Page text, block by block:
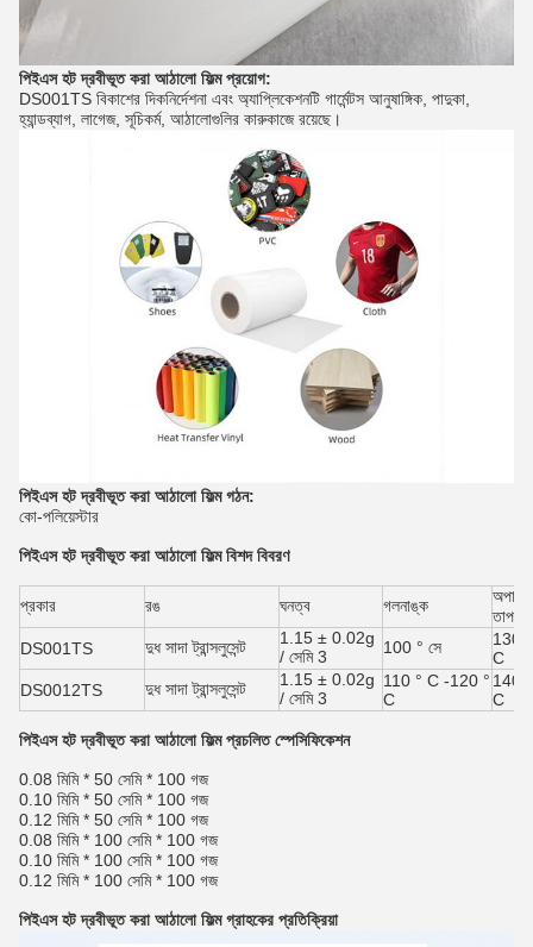
পিইএস হট দ্রবীভূত করা আঠালো ফিল্ম প্রয়োগ:
DS001TS বিকাশের দিকনির্দেশনা এবং অ্যাপ্লিকেশনটি গার্মেন্টস আনুষাঙ্গিক, পাদুকা,
হ্যান্ডব্যাগ, লাগেজ, সূচিকর্ম, আঠালোগুলির কারুকাজে রয়েছে।
পিইএস হট দ্রবীভূত করা আঠালো ফিল্ম গঠন:
কো-পলিয়েস্টার
পিইএস হট দ্রবীভূত করা আঠালো ফিল্ম বিশদ বিবরণ
প্রকার রঙ ঘনত্ব গলনাঙ্ক
DS001TS
দুধ সাদা ট্রান্সলুসেন্ট
1.15 ± 0.02g
/ সেমি 3
100 ° সে
130
C
DS0012TS
দুধ সাদা ট্রান্সলুসেন্ট
1.15 ± 0.02g
/ সেমি 3
110 ° C -120 °
C
140
C
পিইএস হট দ্রবীভূত করা আঠালো ফিল্ম প্রচলিত স্পেসিফিকেশন
0.08 মিমি * 50 সেমি * 100 গজ
0.10 মিমি * 50 সেমি * 100 গজ
0.12 মিমি * 50 সেমি * 100 গজ
0.08 মিমি * 100 সেমি * 100 গজ
0.10 মিমি * 100 সেমি * 100 গজ
0.12 মিমি * 100 সেমি * 100 গজ
পিইএস হট দ্রবীভূত করা আঠালো ফিল্ম গ্রাহকের প্রতিক্রিয়া